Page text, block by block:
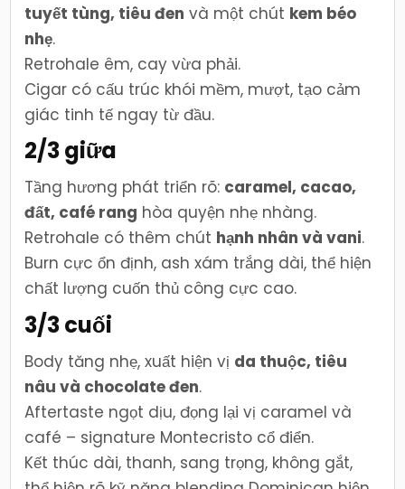
tuyết tùng, tiêu đen và một chút kem béo
nhẹ.
Retrohale êm, cay vừa phải.
Cigar có cấu trúc khói mềm, mượt, tạo cảm
giác tinh tế ngay từ đầu.
2/3 giữa
Tầng hương phát triển rõ: caramel, cacao,
đất, café rang hòa quyện nhẹ nhàng.
Retrohale có thêm chút hạnh nhân và vani.
Burn cực ổn định, ash xám trắng dài, thể hiện
chất lượng cuốn thủ công cực cao.
3/3 cuối
Body tăng nhẹ, xuất hiện vị da thuộc, tiêu
nâu và chocolate đen.
Aftertaste ngọt dịu, đọng lại vị caramel và
café – signature Montecristo cổ điển.
Kết thúc dài, thanh, sang trọng, không gắt,